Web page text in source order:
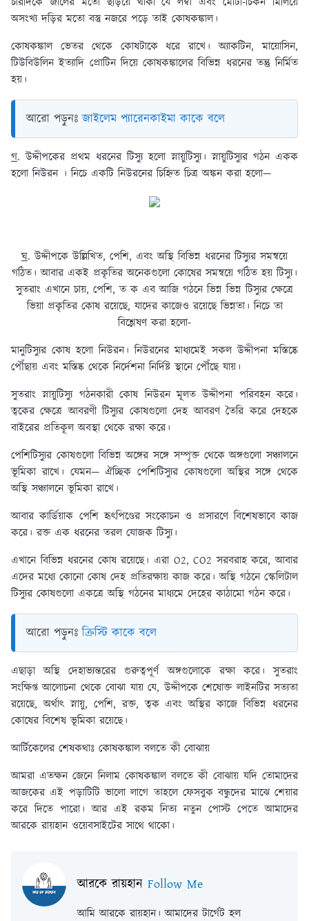
অসংখ্য দড়ির মতো বস্তু নজরে পড়ে তাই কোষকঙ্কাল।
কোষকঙ্কাল ভেতর থেকে কোষটাকে ধরে রাখে। অ্যাকটিন, মায়োসিন,
টিউবিউলিন ইত্যাদি প্রোটিন দিয়ে কোষকঙ্কালের বিভিন্ন ধরনের তন্তু নির্মিত
হয়।
আরো পড়ুনঃজাইলেম প্যারেনকাইমা কাকে বলে
গ. উদ্দীপকের প্রথম ধরনের টিস্যু হলো স্নায়ুটিস্যু। স্নায়ুটিস্যুর গঠন একক
হলো নিউরন । নিচে একটি নিউরনের চিহ্নিত চিত্র অঙ্কন করা হলো—
ঘ. উদ্দীপকে উল্লিখিত, পেশি, এবং অস্থি বিভিন্ন ধরনের টিস্যুর সমন্বয়ে
গঠিত। আবার একই প্রকৃতির অনেকগুলো কোষের সমন্বয়ে গঠিত হয় টিস্যু।
সুতরাং এখানে চায়, পেশি, ত ক এব আজি গঠনে ভিন্ন ভিন্ন টিস্যুর ক্ষেত্রে
ভিয়া প্রকৃতির কোষ রয়েছে, যাদের কাজেও রয়েছে ভিন্নতা। নিচে তা
বিশ্লেষণ করা হলো-
মানুটিস্যুর কোষ হলো নিউরন। নিউরনের মাধ্যমেই সকল উদ্দীপনা মস্তিষ্কে
পৌঁছায় এবং মস্তিষ্ক থেকে নির্দেশনা নির্দিষ্ট স্থানে পৌঁছে যায়।
সুতরাং স্নায়ুটিস্যু গঠনকারী কোষ নিউরন মূলত উদ্দীপনা পরিবহন করে।
ত্বকের ক্ষেত্রে আবরণী টিস্যুর কোষগুলো দেহ আবরণ তৈরি করে দেহকে
বাইরের প্রতিকূল অবস্থা থেকে রক্ষা করে।
পেশিটিস্যুর কোষগুলো বিভিন্ন অঙ্গের সঙ্গে সম্পৃক্ত থেকে অঙ্গগুলো সঞ্চালনে
ভূমিকা রাখে। যেমন— ঐচ্ছিক পেশিটিস্যুর কোষগুলো অস্থির সঙ্গে থেকে
অস্থি সঞ্চালনে ভূমিকা রাখে।
আবার কার্ডিয়াক পেশি হৃৎপিণ্ডের সংকোচন ও প্রসারণে বিশেষভাবে কাজ
করে। রক্ত এক ধরনের তরল যোজক টিস্যু।
এখানে বিভিন্ন ধরনের কোষ রয়েছে। এরা O2, CO2 সরবরাহ করে, আবার
এদের মধ্যে কোনো কোষ দেহ প্রতিরক্ষায় কাজ করে। অস্থি গঠনে স্কেলিটাল
টিস্যুর কোষগুলো একত্রে অস্থি গঠনের মাধ্যমে দেহের কাঠামো গঠন করে।
আরো পড়ুনঃক্রিস্টি কাকে বলে
এছাড়া অস্থি দেহাভ্যন্তরের গুরুত্বপূর্ণ অঙ্গগুলোকে রক্ষা করে। সুতরাং
সংক্ষিপ্ত আলোচনা থেকে বোঝা যায় যে, উদ্দীপকে শেষোক্ত লাইনটির সত্যতা
রয়েছে, অর্থাৎ স্নায়ু, পেশি, রক্ত, ত্বক এবং অস্থির কাজে বিভিন্ন ধরনের
কোষের বিশেষ ভূমিকা রয়েছে।
আর্টিকেলের শেষকথাঃ কোষকঙ্কাল বলতে কী বোঝায়
আমরা এতক্ষন জেনে নিলাম কোষকঙ্কাল বলতে কী বোঝায় যদি তোমাদের
আজকের এই পড়াটিটি ভালো লাগে তাহলে ফেসবুক বন্ধুদের মাঝে শেয়ার
করে দিতে পারো। আর এই রকম নিত্য নতুন পোস্ট পেতে আমাদের
আরকে রায়হান ওয়েবসাইটের সাথে থাকো।
আরকে রায়হান Follow Me
আমি আরকে রায়হান। আমাদের টার্গেট হল